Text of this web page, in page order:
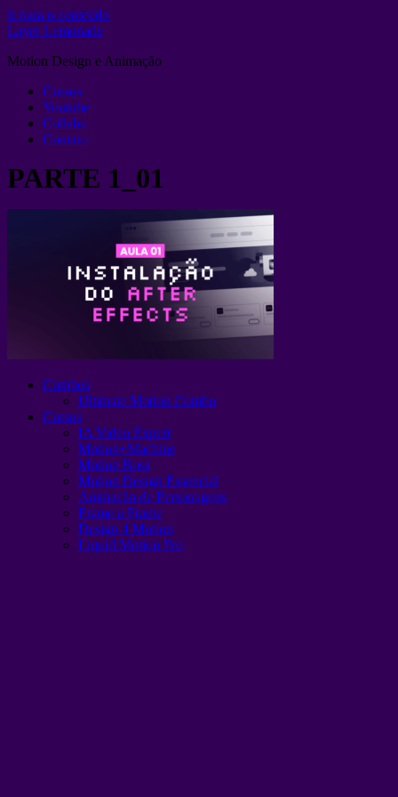
Ir para o conteúdo
Layer Lemonade
Motion Design e Animação
Cursos
Youtube
Collabs
Contato
PARTE 1_01
Combos
Ultimate Motion Combo
Cursos
IA Video Expert
Motion+Machine
Motion Boss
Motion Design Essencial
Animação de Personagens
Frame a Frame
Design 4 Motion
Liquid Motion Pro